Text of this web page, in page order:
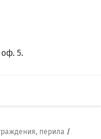
оф. 5.
перила /